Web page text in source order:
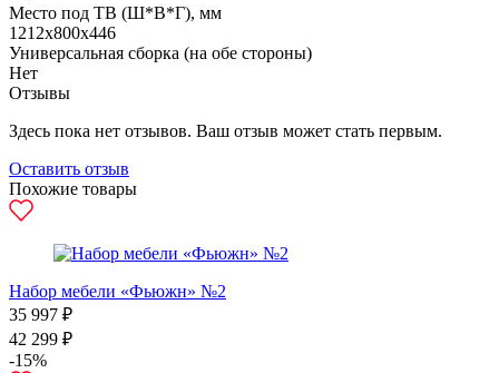
Место под ТВ (Ш*В*Г), мм
1212х800х446
Универсальная сборка (на обе стороны)
Нет
Отзывы
Здесь пока нет отзывов. Ваш отзыв может стать первым.
Оставить отзыв
Похожие товары
Набор мебели «Фьюжн» №2
35 997 ₽
42 299 ₽
-15%